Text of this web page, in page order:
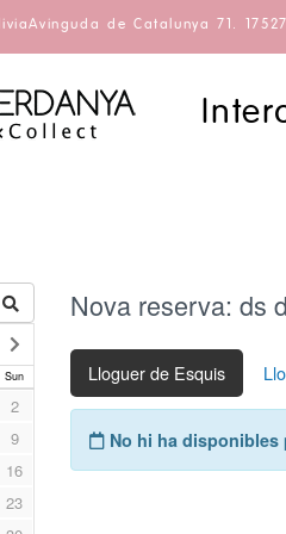
Avinguda de Catalunya 71.